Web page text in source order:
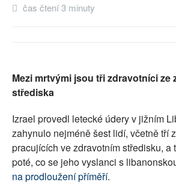
čas čtení 3 minuty
Mezi mrtvými jsou tři zdravotníci ze
střediska
Izrael provedl letecké údery v jižním
zahynulo nejméně šest lidí, včetně tří
pracujících ve zdravotním středisku, a
poté, co se jeho vyslanci s
na prodloužení příměří.